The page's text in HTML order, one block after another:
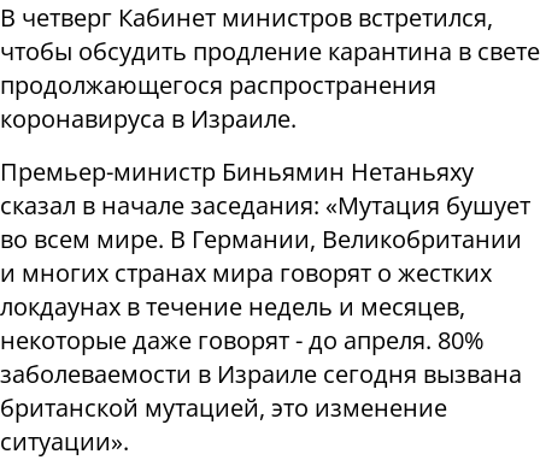
В четверг Кабинет министров встретился,
чтобы обсудить продление карантина в свете
продолжающегося распространения
коронавируса в Израиле.
Премьер-министр Биньямин Нетаньяху
сказал в начале заседания: «Мутация бушует
во всем мире. В Германии, Великобритании
и многих странах мира говорят о жестких
локдаунах в течение недель и месяцев,
некоторые даже говорят - до апреля. 80%
заболеваемости в Израиле сегодня вызвана
британской мутацией, это изменение
ситуации».